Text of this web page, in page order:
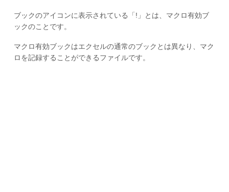
ブックのアイコンに表示されている「!」とは、マクロ有効ブ
ックのことです。
マクロ有効ブックはエクセルの通常のブックとは異なり、マク
ロを記録することができるファイルです。